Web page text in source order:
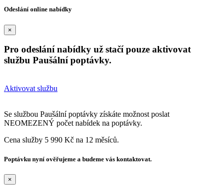
Odeslání online nabídky
×
Pro odeslání nabídky už stačí pouze aktivovat
službu Paušální poptávky.
Aktivovat službu
Se službou Paušální poptávky získáte možnost poslat
NEOMEZENÝ počet nabídek na poptávky.
Cena služby 5 990 Kč na 12 měsíců.
Poptávku nyní ověřujeme a budeme vás kontaktovat.
×